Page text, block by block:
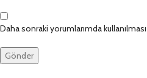
Daha sonraki yorumlarımda